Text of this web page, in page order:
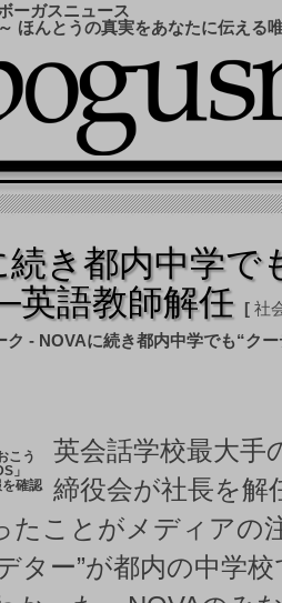
ーガスニュース
～ ほんとうの真実をあなたに伝える
続き都内中学で
英語教師解任
社
こう
」
確認
英会話学校最大手
締役会が社長を解
たことがメディアの
ター”が都内の中学